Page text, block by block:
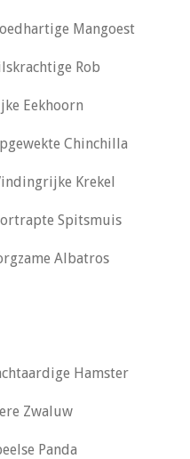
Mangoest
Rob
Chinchilla
Krekel
Spitsmuis
Albatros
Hamster
Zwaluw
Panda